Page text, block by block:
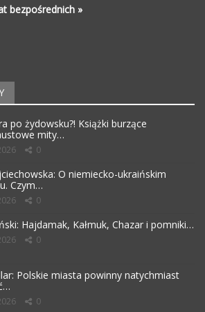
bezpośrednich »
po żydowsku?! Książki burzące
mity…
0
O niemiecko-ukraińskim
Czym…
0
Hajdamak, Kałmuk, Chazar i pomniki…
0
Polskie miasta powinny natychmiast
0